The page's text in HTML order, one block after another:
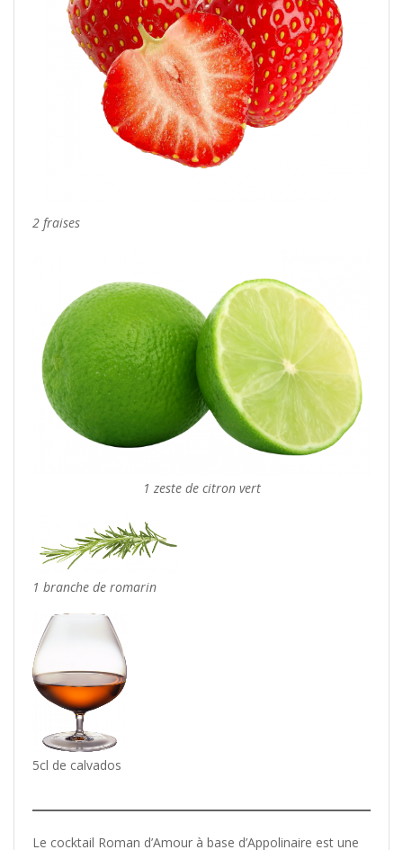
2 fraises
1 zeste de citron vert
1 branche de romarin
5cl de calvados
Le cocktail Roman d’Amour à base d’Appolinaire est une